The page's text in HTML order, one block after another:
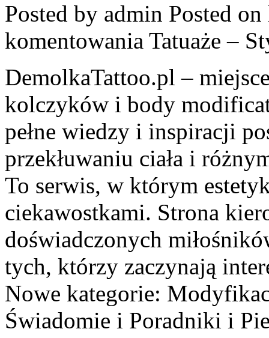
Posted by admin Posted
komentowania Tatuaże –
DemolkaTattoo.pl –
kolczyków i body
pełne wiedzy i inspiracji
przekłuwaniu ciała i
To serwis, w którym
ciekawostkami. Strona
doświadczonych
tych, którzy zaczynają
Nowe kategorie:
Świadomie i Poradniki i